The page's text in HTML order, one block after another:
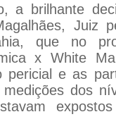
a brilhante
Juiz
que no
x White
pericial e as
dos